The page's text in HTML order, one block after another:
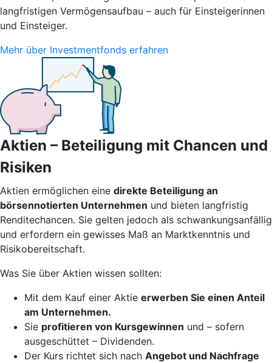
langfristigen Vermögensaufbau – auch für Einsteigerinnen
und Einsteiger.
Mehr über Investmentfonds erfahren
Aktien – Beteiligung mit Chancen und
Risiken
Aktien ermöglichen eine direkte Beteiligung an
börsennotierten Unternehmen und bieten langfristig
Renditechancen. Sie gelten jedoch als schwankungsanfällig
und erfordern ein gewisses Maß an Marktkenntnis und
Risikobereitschaft.
Was Sie über Aktien wissen sollten:
Mit dem Kauf einer Aktie erwerben Sie einen Anteil
am Unternehmen.
Sie profitieren von Kursgewinnen und – sofern
ausgeschüttet – Dividenden.
Der Kurs richtet sich nach Angebot und Nachfrage